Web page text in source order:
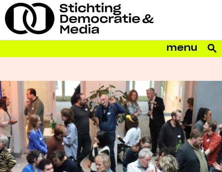
menu
Daadkrachtige
democratie